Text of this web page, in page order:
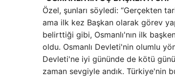
Özel, şunları söyledi: “Gerçekten
ama ilk kez Başkan olarak görev
belirttiği gibi, Osmanlı'nın ilk
oldu. Osmanlı Devleti'nin olumlu
Devleti'ne iyi gününde de kötü
zaman sevgiyle andık. Türkiye'nin